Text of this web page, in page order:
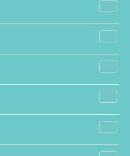
1
1
1
2
5